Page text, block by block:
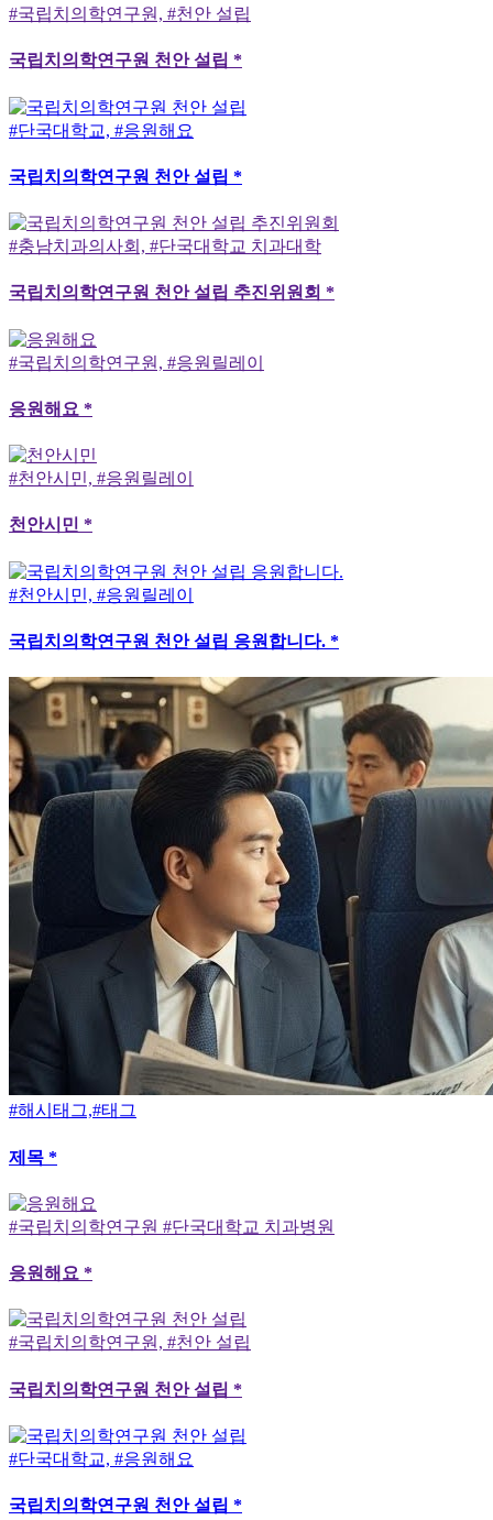
#국립치의학연구원, #천안 설립
국립치의학연구원 천안 설립 *
#단국대학교, #응원해요
국립치의학연구원 천안 설립 *
#충남치과의사회, #단국대학교 치과대학
국립치의학연구원 천안 설립 추진위원회 *
#국립치의학연구원, #응원릴레이
응원해요 *
#천안시민, #응원릴레이
천안시민 *
#천안시민, #응원릴레이
국립치의학연구원 천안 설립 응원합니다. *
#해시태그,#태그
제목 *
#국립치의학연구원 #단국대학교 치과병원
응원해요 *
#국립치의학연구원, #천안 설립
국립치의학연구원 천안 설립 *
#단국대학교, #응원해요
국립치의학연구원 천안 설립 *